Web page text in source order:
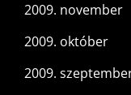
2009. november
2009. október
2009.